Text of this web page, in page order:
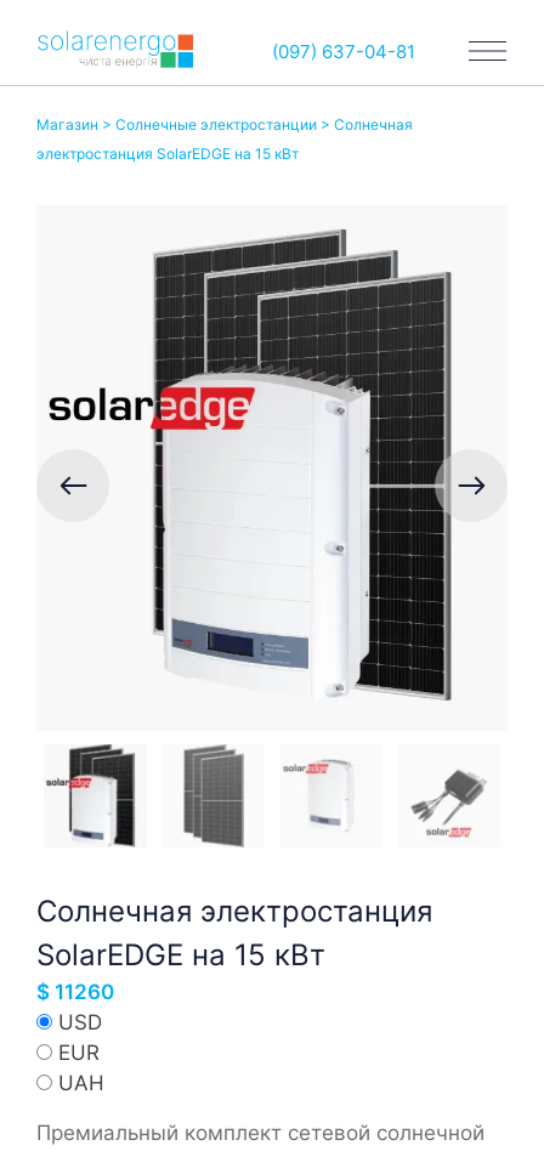
(097) 637-04-81
Магазин > Солнечные электростанции > Солнечная
электростанция SolarEDGE на 15 кВт
Солнечная электростанция
SolarEDGE на 15 кВт
$ 11260
USD
EUR
UAH
Премиальный комплект сетевой солнечной